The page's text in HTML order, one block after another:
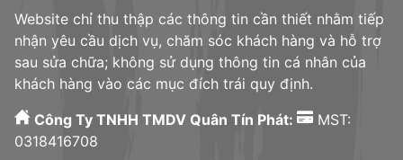
Website chỉ thu thập các thông tin cần thiết nhằm tiếp
nhận yêu cầu dịch vụ, chăm sóc khách hàng và hỗ trợ
sau sửa chữa; không sử dụng thông tin cá nhân của
khách hàng vào các mục đích trái quy định.
Công Ty TNHH TMDV Quân Tín Phát:
MST:
0318416708